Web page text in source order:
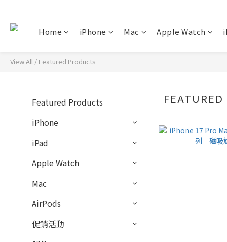
Home iPhone Mac Apple Watch
View All / Featured Products
Featured Products
iPhone
iPad
Apple Watch
Mac
AirPods
促銷活動